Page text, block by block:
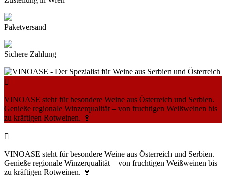
Paketversand
Sichere Zahlung

VINOASE steht für besondere Weine aus Österreich und Serbien.
Genieße regionale Winzerqualität – von fruchtigen Weißweinen bis
zu kräftigen Rotweinen. 🍷

VINOASE steht für besondere Weine aus Österreich und Serbien.
Genieße regionale Winzerqualität – von fruchtigen Weißweinen bis
zu kräftigen Rotweinen. 🍷